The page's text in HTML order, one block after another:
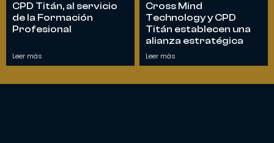
CPD Titán, al servicio
de la Formación
Profesional
Leer más
Cross Mind
Technology y CPD
Titán establecen una
alianza estratégica
Leer más